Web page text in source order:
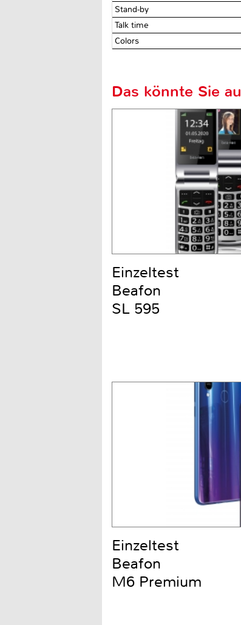
Stand-by
Talk time
Colors
Das könnte Sie
Einzeltest
Beafon
SL 595
Einzeltest
Beafon
M6 Premium